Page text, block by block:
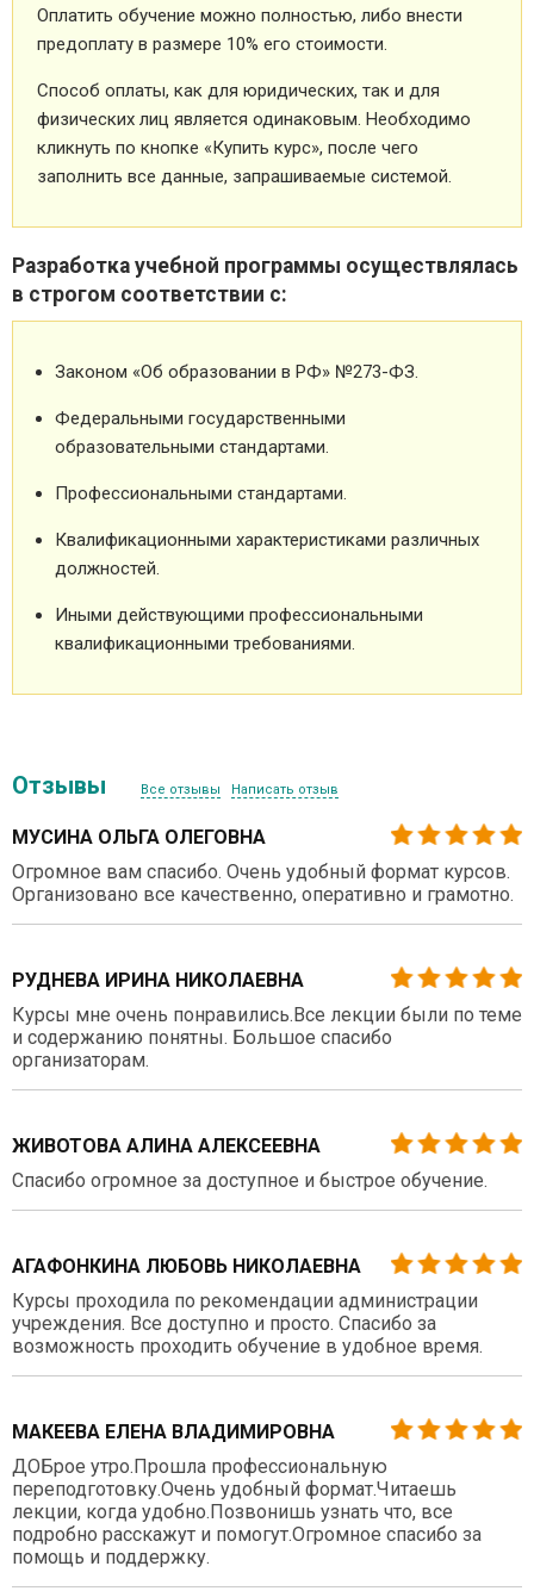
Оплатить обучение можно полностью, либо внести
предоплату в размере 10% его стоимости.
Способ оплаты, как для юридических, так и для
физических лиц является одинаковым. Необходимо
кликнуть по кнопке «Купить курс», после чего
заполнить все данные, запрашиваемые системой.
Разработка учебной программы осуществлялась
в строгом соответствии с:
Законом «Об образовании в РФ» №273-ФЗ.
Федеральными государственными
образовательными стандартами.
Профессиональными стандартами.
Квалификационными характеристиками различных
должностей.
Иными действующими профессиональными
квалификационными требованиями.
Отзывы Все отзывы Написать отзыв
МУСИНА ОЛЬГА ОЛЕГОВНА
Огромное вам спасибо. Очень удобный формат курсов.
Организовано все качественно, оперативно и грамотно.
РУДНЕВА ИРИНА НИКОЛАЕВНА
Курсы мне очень понравились.Все лекции были по теме
и содержанию понятны. Большое спасибо
организаторам.
ЖИВОТОВА АЛИНА АЛЕКСЕЕВНА
Спасибо огромное за доступное и быстрое обучение.
АГАФОНКИНА ЛЮБОВЬ НИКОЛАЕВНА
Курсы проходила по рекомендации администрации
учреждения. Все доступно и просто. Спасибо за
возможность проходить обучение в удобное время.
МАКЕЕВА ЕЛЕНА ВЛАДИМИРОВНА
ДОБрое утро.Прошла профессиональную
переподготовку.Очень удобный формат.Читаешь
лекции, когда удобно.Позвонишь узнать что, все
подробно расскажут и помогут.Огромное спасибо за
помощь и поддержку.